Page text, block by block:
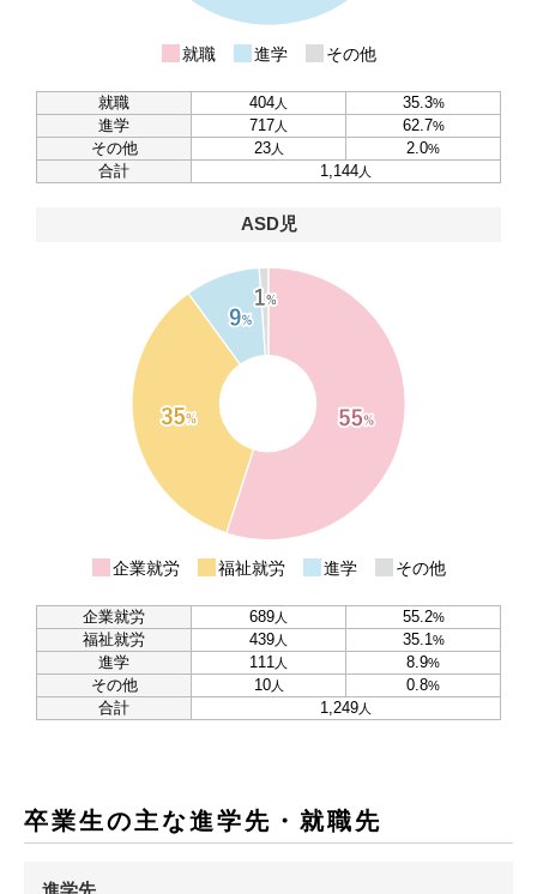
就職 進学 その他
就職 404 人 35.3%
進学 717 人 62.7%
その他 23人 2.0%
合計 1,144 人
ASD児
企業就労 福祉就労 進学 その他
企業就労 689人 55.2%
福祉就労 439人 35.1%
進学 111人 8.9%
その他 10人 0.8%
合計 1,249人
卒業生の主な進学先・就職先